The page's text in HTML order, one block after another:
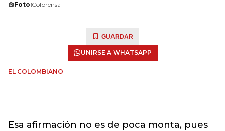
Foto:Colprensa
GUARDAR
UNIRSE A WHATSAPP
EL COLOMBIANO
Esa afirmación no es de poca monta, pues